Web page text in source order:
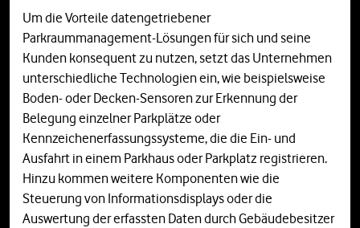
Um die Vorteile datengetriebener
Parkraummanagement-Lösungen für sich und seine
Kunden konsequent zu nutzen, setzt das Unternehmen
unterschiedliche Technologien ein, wie beispielsweise
Boden- oder Decken-Sensoren zur Erkennung der
Belegung einzelner Parkplätze oder
Kennzeichenerfassungssysteme, die die Ein- und
Ausfahrt in einem Parkhaus oder Parkplatz registrieren.
Hinzu kommen weitere Komponenten wie die
Steuerung von Informationsdisplays oder die
Auswertung der erfassten Daten durch Gebäudebesitzer